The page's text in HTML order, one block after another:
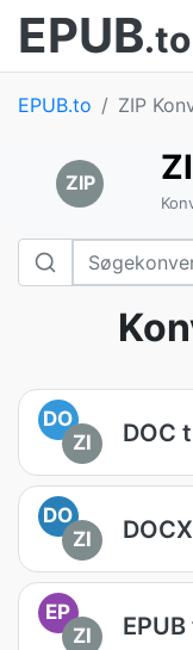
EPUB.to
EPUB.to ZIP
ZIP
DO
ZI
DOC
DO
ZI
EP
ZI